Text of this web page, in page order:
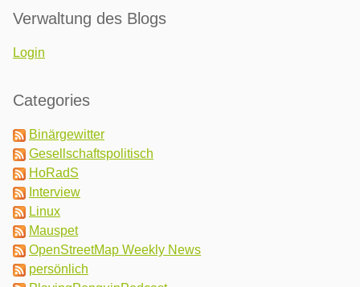
Verwaltung des Blogs
Login
Categories
Binärgewitter
Gesellschaftspolitisch
HoRadS
Interview
Linux
Mauspet
OpenStreetMap Weekly News
persönlich